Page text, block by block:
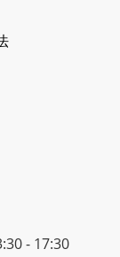
- 17:30